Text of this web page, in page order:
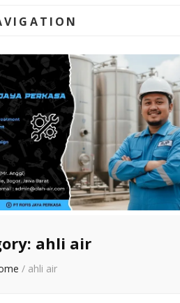
ahli air
/ ahli air